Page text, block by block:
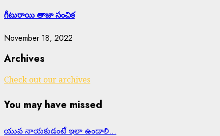
గీటురాయి తాజా సంచిక
November 18, 2022
Archives
Check out our archives
You may have missed
యువ నాయకుడంటే ఇలా ఉండాలి…